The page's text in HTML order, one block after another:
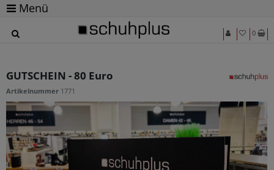
Menü
0
GUTSCHEIN - 80 Euro
Artikelnummer 1771